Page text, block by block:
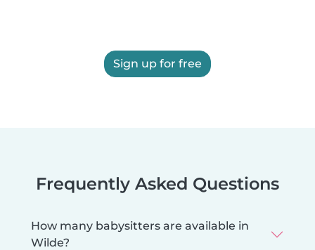
Sign up for free
Frequently Asked Questions
How many babysitters are available in
Wilde?